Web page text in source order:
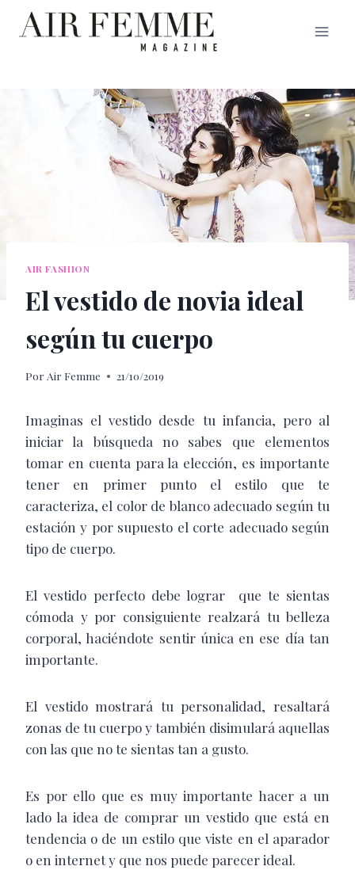
Saltar
AIR FASHION
El vestido de novia ideal
según tu cuerpo
Por Air Femme 21/10/2019
Imaginas el vestido desde tu infancia, pero al
iniciar la búsqueda no sabes que elementos
tomar en cuenta para la elección, es importante
tener en primer punto el estilo que te
caracteriza, el color de blanco adecuado según tu
estación y por supuesto el corte adecuado según
tipo de cuerpo.
El vestido perfecto debe lograr
que te sientas
cómoda y por consiguiente realzará tu belleza
corporal, haciéndote sentir única en ese día tan
importante.
El vestido mostrará tu personalidad, resaltará
zonas de tu cuerpo y también disimulará aquellas
con las que no te sientas tan a gusto.
Es por ello que es muy importante hacer a un
lado la idea de comprar un vestido que está en
tendencia o de un estilo que viste en el aparador
o en internet y que nos puede parecer ideal.